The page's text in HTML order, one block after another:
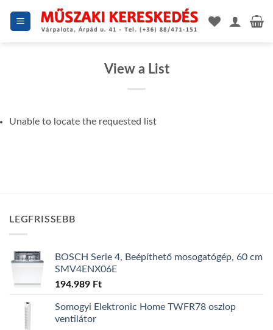
View a List
Unable to locate the requested list
LEGFRISSEBB
BOSCH Serie 4, Beépíthető mosogatógép, 60 cm
SMV4ENX06E
194.989 Ft
Somogyi Elektronic Home TWFR78 oszlop
ventilátor